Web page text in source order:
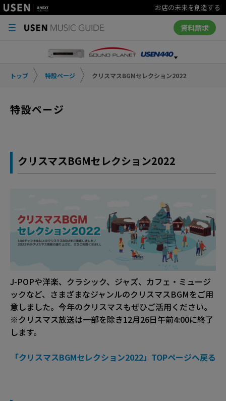
お店の未来を創造する
資料請求
トップ 特設ページ クリスマスBGMセレクション2022
特設ページ
クリスマスBGMセレクション2022
J-POPや洋楽、クラシック、ジャズ、カフェ・ミュージ
ックなど、さまざまなジャンルのクリスマスBGMをご用
意しました。今年のクリスマスもぜひご活用ください。
※クリスマス放送は一部を除き12月26日午前4:00に終了
します。
「クリスマスBGMセレクション2022」TOPページへ戻る